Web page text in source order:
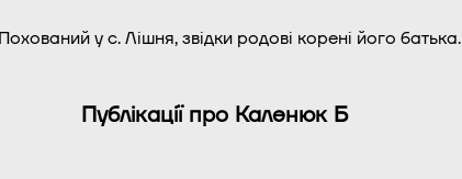
у с. Лішня, звідки родові корені його батька.
Публікації про Каленюк Б